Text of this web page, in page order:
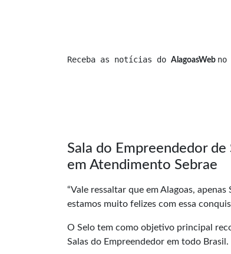
Receba as notícias do AlagoasWeb no
Sala do Empreendedor
em Atendimento Sebrae
“Vale ressaltar que em Alagoas,
estamos muito felizes com essa
O Selo tem como objetivo principal
Salas do Empreendedor em todo Brasil.